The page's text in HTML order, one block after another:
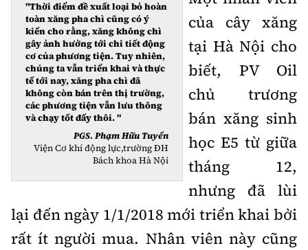
"Thời điểm đề xuất loại bỏ hoàn
toàn xăng pha chì cũng có ý
kiến cho rằng, xăng không chì
gây ảnh hưởng tới chi tiết động
cơ của phương tiện. Tuy nhiên,
chúng ta vẫn triển khai và thực
tế tới nay, xăng pha chì đã
không còn bán trên thị trường,
các phương tiện vẫn lưu thông
và chạy tốt đấy thôi. "
PGS. Phạm Hữu Tuyến
Viện Cơ khí động lực,trường ĐH
Bách khoa Hà Nội
của cây xăng
tại Hà Nội cho
biết, PV Oil
chủ trương
bán xăng sinh
học E5 từ giữa
tháng 12,
nhưng đã lùi
lại đến ngày 1/1/2018 mới triển khai bởi
rất ít người mua. Nhân viên này cũng